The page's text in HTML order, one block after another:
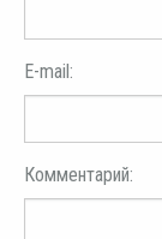
E-mail:
Комментарий: